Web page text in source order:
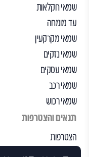
שמאי חקלאות
עד מומחה
שמאי מקרקעין
שמאי נזקים
שמאי עסקים
שמאי רכב
שמאי רכוש
תנאים והצטרפות
הצטרפות